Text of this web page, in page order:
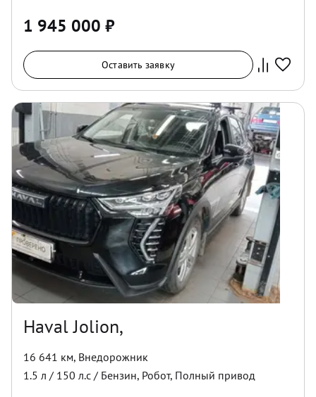
1 945 000 ₽
Оставить заявку
Haval Jolion,
16 641 км, Внедорожник
1.5 л / 150 л.с / Бензин, Робот, Полный привод